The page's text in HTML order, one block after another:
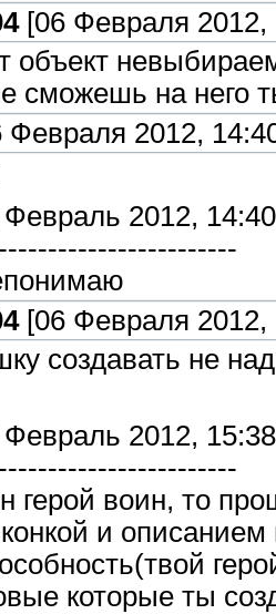
[06 Февраля 2012,
сможешь на него
Февраля 2012,
2012,
[06 Февраля 2012,
создавать не
2012,
герой воин, то
и описанием
которые ты